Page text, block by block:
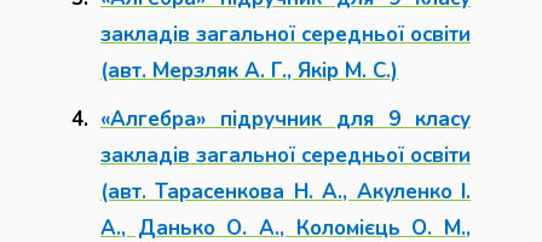
закладів загальної середньої освіти
(авт. Мерзляк А. Г., Якір М. С.)
«Алгебра» підручник для 9 класу
закладів загальної середньої освіти
(авт. Тарасенкова Н. А., Акуленко І.
А., Данько О. А., Коломієць О. М.,